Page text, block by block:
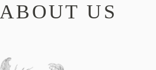
ABOUT US